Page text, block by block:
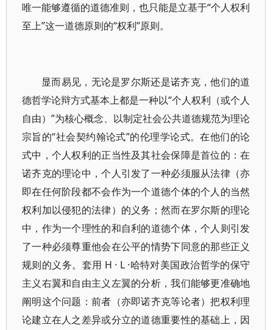
唯一能够遵循的道德准则，也只能是立基于“个人权利
至上”这一道德原则的“权利”原则。
显而易见，无论是罗尔斯还是诺齐克，他们的道
德哲学论辩方式基本上都是一种以“个人权利（或个人
自由）”为核心概念、以制定社会公共道德规范为理论
宗旨的“社会契约翰论式”的伦理学论式。在他们的论
式中，个人权利的正当性及其社会保障是首位的：在
诺齐克的理论中，个人引发了一种必须服从法律（亦
即在任何阶段都不会作为一个道德个体的个人的当然
权利加以侵犯的法律）的义务；然而在罗尔斯的理论
中，作为一个理性的和自利的道德个体，个人则引发
了一种必须尊重他会在公平的情势下同意的那些正义
规则的义务。套用 H · L ·哈特对美国政治哲学的保守
主义右翼和自由主义左翼的分析，我们能够更准确地
阐明这个问题：前者（亦即诺齐克等论者）把权利理
论建立在人之差异或分立的道德重要性的基础上，因